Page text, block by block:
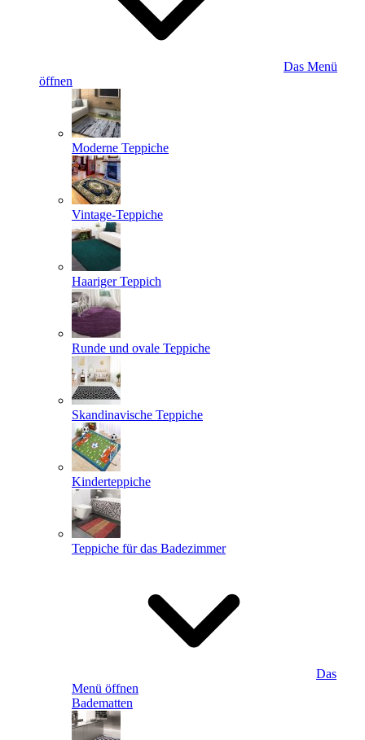
Das Menü
öffnen
Moderne Teppiche
Vintage-Teppiche
Haariger Teppich
Runde und ovale Teppiche
Skandinavische Teppiche
Kinderteppiche
Teppiche für das Badezimmer
Das
Menü öffnen
Badematten